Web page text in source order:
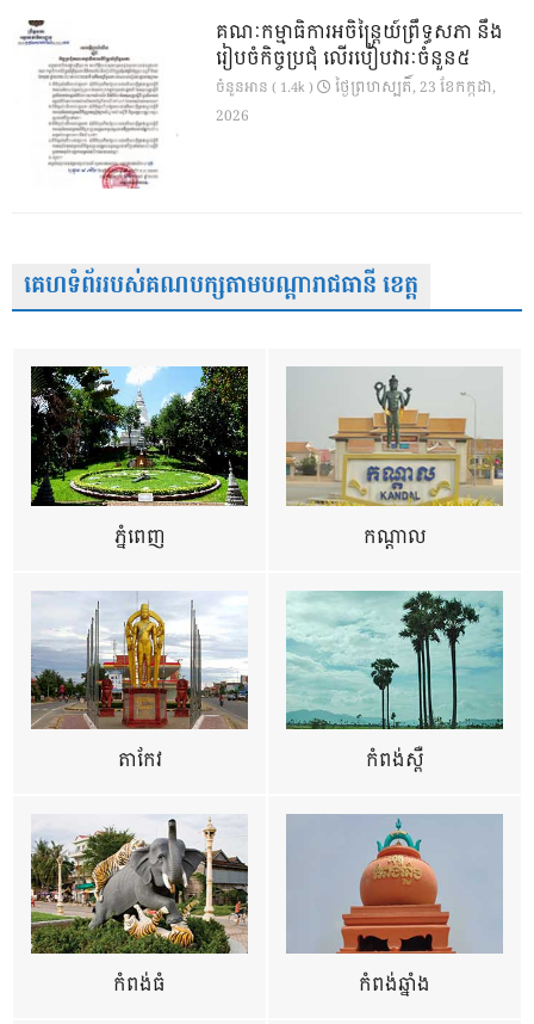
គណៈកម្មាធិការអចិន្ត្រៃយ៍ព្រឹទ្ធសភា នឹង
រៀបចំកិច្ចប្រជុំ លើរបៀបវារៈចំនួន៥
ចំនួនអាន ( 1.4k )
ថ្ងៃ​ព្រហស្បតិ៍, 23 ខែ​កក្កដា,
2026
គេហទំព័ររបស់គណបក្សតាមបណ្តារាជធានី ខេត្ត
ភ្នំពេញ កណ្តាល
តាកែវ កំពង់ស្ពឺ
កំពង់ធំ កំពង់ឆ្នាំង